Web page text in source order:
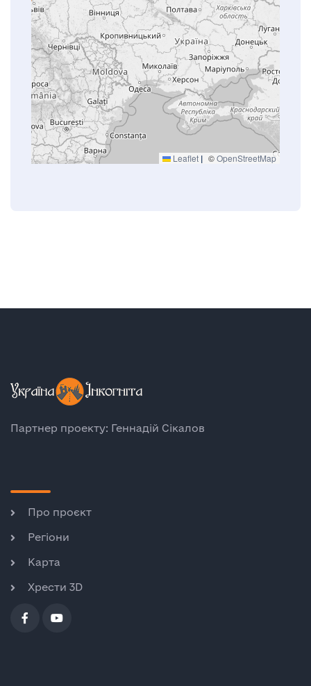
Leaflet | ©OpenStreetMap
Партнер проекту: Геннадій Сікалов
Про проєкт
Регіони
Карта
Хрести 3D